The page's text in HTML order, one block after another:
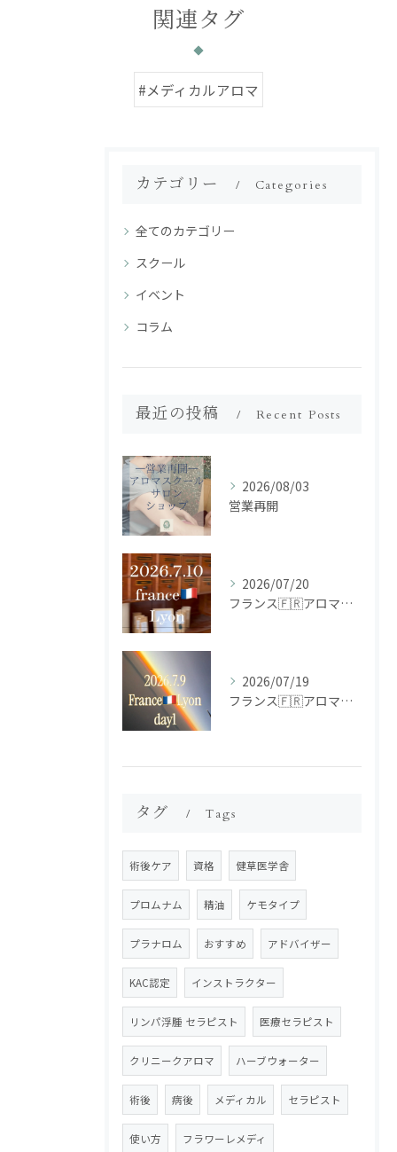
関連タグ
#メディカルアロマ
カテゴリー Categories
全てのカテゴリー
スクール
イベント
コラム
最近の投稿 Recent Posts
2026/08/03
営業再開
2026/07/20
フランス🇫🇷アロマ研修ツアー𝗱𝗮𝘆𝟮
2026/07/19
フランス🇫🇷アロマ研修ツアー𝗱𝗮𝘆𝟭
タグ Tags
術後ケア 資格 健草医学舎
プロムナム 精油 ケモタイプ
プラナロム おすすめ アドバイザー
KAC認定 インストラクター
リンパ浮腫 セラピスト 医療セラピスト
クリニークアロマ ハーブウォーター
術後 病後 メディカル セラピスト
使い方 フラワーレメディ